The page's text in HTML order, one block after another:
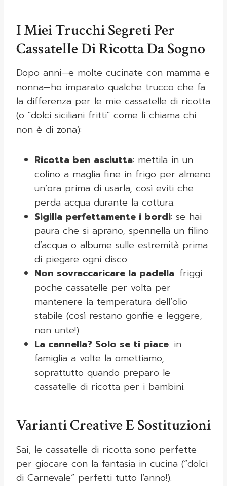
I Miei Trucchi Segreti Per
Cassatelle Di Ricotta Da Sogno
Dopo anni—e molte cucinate con mamma e
nonna—ho imparato qualche trucco che fa
la differenza per le mie cassatelle di ricotta
(o "dolci siciliani fritti" come li chiama chi
non è di zona):
Ricotta ben asciutta: mettila in un
colino a maglia fine in frigo per almeno
un’ora prima di usarla, così eviti che
perda acqua durante la cottura.
Sigilla perfettamente i bordi: se hai
paura che si aprano, spennella un filino
d’acqua o albume sulle estremità prima
di piegare ogni disco.
Non sovraccaricare la padella: friggi
poche cassatelle per volta per
mantenere la temperatura dell’olio
stabile (così restano gonfie e leggere,
non unte!).
La cannella? Solo se ti piace: in
famiglia a volte la omettiamo,
soprattutto quando preparo le
cassatelle di ricotta per i bambini.
Varianti Creative E Sostituzioni
Sai, le cassatelle di ricotta sono perfette
per giocare con la fantasia in cucina (“dolci
di Carnevale” perfetti tutto l’anno!).